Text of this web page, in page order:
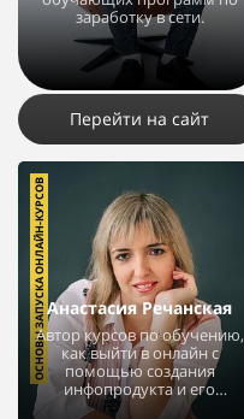
заработку в сети.
5931
Перейти на сайт
Анастасия Речанская
Автор курсов по обучению,
как выйти в онлайн с
помощью создания
инфопродукта и его
продвижения.
ОСНОВЫ ЗАПУСКА ОНЛАЙН-КУРСОВ